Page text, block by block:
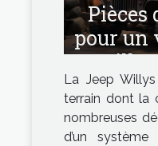
Pièces
pour un
Willys
avoir
La Jeep
terrain dont la
nombreuses
d’un système